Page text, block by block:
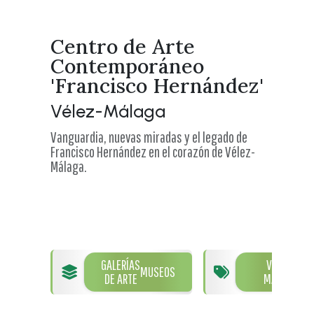
Centro de Arte
Contemporáneo
'Francisco Hernández'
Vélez-Málaga
Vanguardia, nuevas miradas y el legado de
Francisco Hernández en el corazón de Vélez-
Málaga.
GALERÍAS
DE ARTE MUSEOS
VÉLEZ-
MÁLAGA